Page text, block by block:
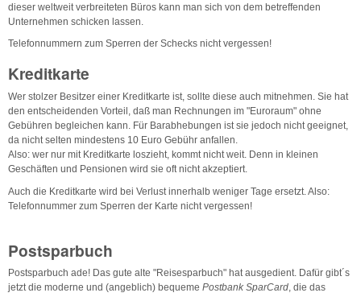
dieser weltweit verbreiteten Büros kann man sich von dem betreffenden
Unternehmen schicken lassen.
Telefonnummern zum Sperren der Schecks nicht vergessen!
Kreditkarte
Wer stolzer Besitzer einer Kreditkarte ist, sollte diese auch mitnehmen. Sie hat
den entscheidenden Vorteil, daß man Rechnungen im "Euroraum" ohne
Gebühren begleichen kann. Für Barabhebungen ist sie jedoch nicht geeignet,
da nicht selten mindestens 10 Euro Gebühr anfallen.
Also: wer nur mit Kreditkarte loszieht, kommt nicht weit. Denn in kleinen
Geschäften und Pensionen wird sie oft nicht akzeptiert.
Auch die Kreditkarte wird bei Verlust innerhalb weniger Tage ersetzt. Also:
Telefonnummer zum Sperren der Karte nicht vergessen!
Postsparbuch
Postsparbuch ade! Das gute alte "Reisesparbuch" hat ausgedient. Dafür gibt´s
jetzt die moderne und (angeblich) bequeme Postbank SparCard, die das